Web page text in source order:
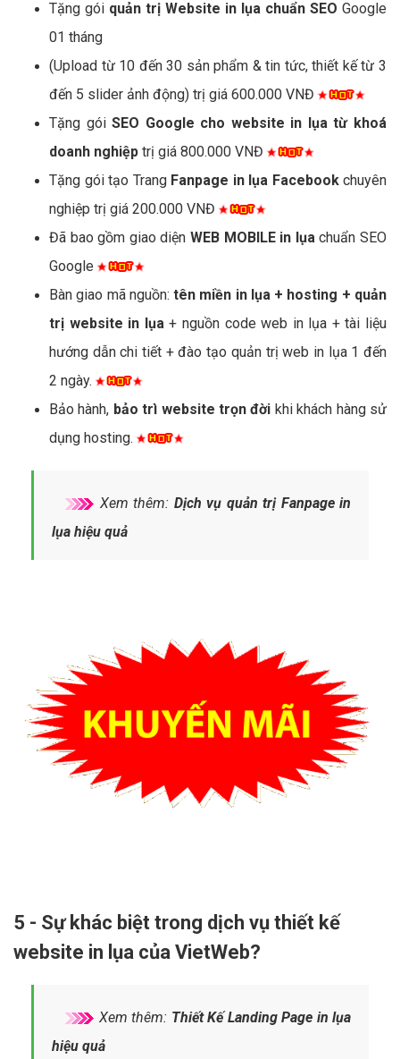
Tặng gói quản trị Website in lụa chuẩn SEO Google
01 tháng
(Upload từ 10 đến 30 sản phẩm & tin tức, thiết kế từ 3
đến 5 slider ảnh động) trị giá 600.000 VNĐ
Tặng góiSEO Google cho website in lụa từ khoá
doanh nghiệp trị giá 800.000 VNĐ
Tặng gói tạo Trang Fanpage in lụa Facebookchuyên
nghiệp trị giá 200.000 VNĐ
Đã bao gồm giao diện WEB MOBILE in lụachuẩn SEO
Google
Bàn giao mã nguồn:tên miền in lụa + hosting + quản
trị website in lụa+ nguồn code web in lụa + tài liệu
hướng dẫn chi tiết + đào tạo quản trị web in lụa 1 đến
2 ngày.
Bảo hành, bảo trì website trọn đời khi khách hàng sử
dụng hosting.
Xem thêm: Dịch vụ quản trị Fanpage in
lụa hiệu quả
5 - Sự khác biệt trong dịch vụ thiết kế
website in lụa của VietWeb?
Xem thêm: Thiết Kế Landing Page in lụa
hiệu quả